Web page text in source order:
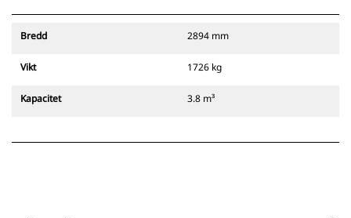
Bredd 2894 mm
Vikt 1726 kg
Kapacitet 3.8 m³